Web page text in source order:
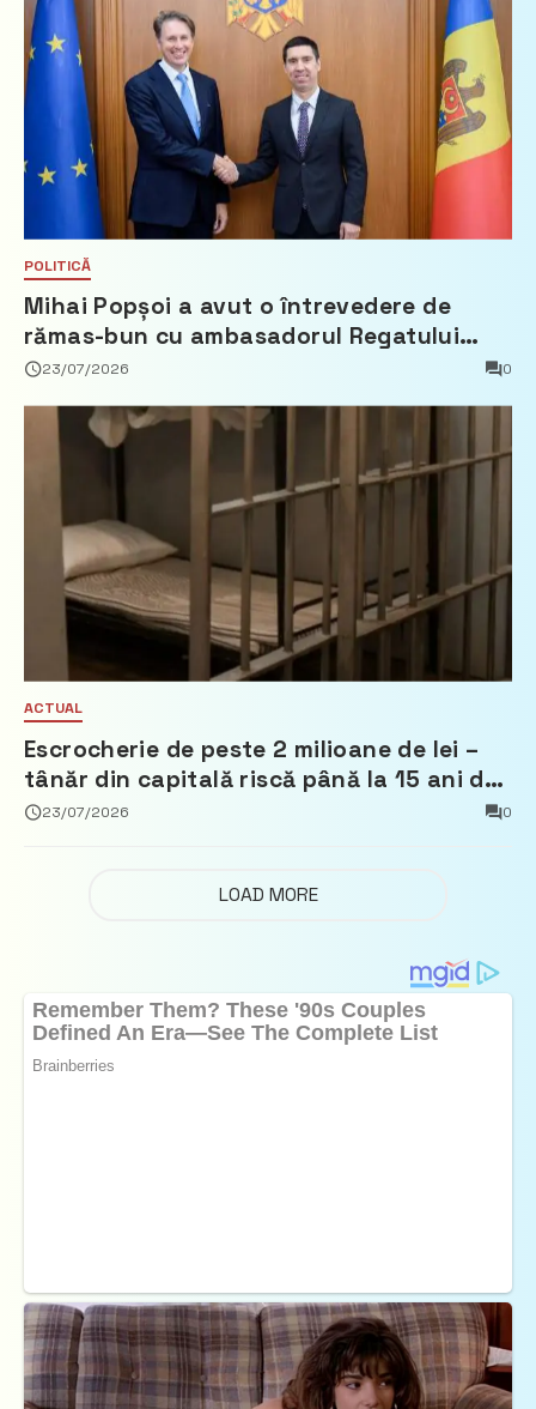
POLITICĂ
Mihai Popșoi a avut o întrevedere de
rămas-bun cu ambasadorul Regatului
Țărilor de Jos, Fred Duijn
23/07/2026 0
ACTUAL
Escrocherie de peste 2 milioane de lei –
tânăr din capitală riscă până la 15 ani de
închisoare
23/07/2026 0
LOAD MORE